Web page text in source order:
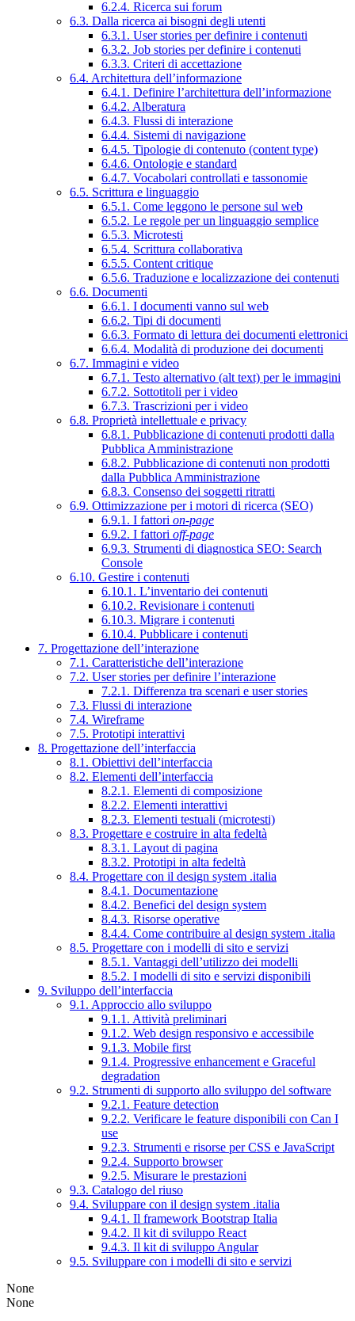
6.2.4. Ricerca sui forum
6.3. Dalla ricerca ai bisogni degli utenti
6.3.1. User stories per definire i contenuti
6.3.2. Job stories per definire i contenuti
6.3.3. Criteri di accettazione
6.4. Architettura dell’informazione
6.4.1. Definire l’architettura dell’informazione
6.4.2. Alberatura
6.4.3. Flussi di interazione
6.4.4. Sistemi di navigazione
6.4.5. Tipologie di contenuto (content type)
6.4.6. Ontologie e standard
6.4.7. Vocabolari controllati e tassonomie
6.5. Scrittura e linguaggio
6.5.1. Come leggono le persone sul web
6.5.2. Le regole per un linguaggio semplice
6.5.3. Microtesti
6.5.4. Scrittura collaborativa
6.5.5. Content critique
6.5.6. Traduzione e localizzazione dei contenuti
6.6. Documenti
6.6.1. I documenti vanno sul web
6.6.2. Tipi di documenti
6.6.3. Formato di lettura dei documenti elettronici
6.6.4. Modalità di produzione dei documenti
6.7. Immagini e video
6.7.1. Testo alternativo (alt text) per le immagini
6.7.2. Sottotitoli per i video
6.7.3. Trascrizioni per i video
6.8. Proprietà intellettuale e privacy
6.8.1. Pubblicazione di contenuti prodotti dalla
Pubblica Amministrazione
6.8.2. Pubblicazione di contenuti non prodotti
dalla Pubblica Amministrazione
6.8.3. Consenso dei soggetti ritratti
6.9. Ottimizzazione per i motori di ricerca (SEO)
6.9.1. I fattori on-page
6.9.2. I fattori off-page
6.9.3. Strumenti di diagnostica SEO: Search
Console
6.10. Gestire i contenuti
6.10.1. L’inventario dei contenuti
6.10.2. Revisionare i contenuti
6.10.3. Migrare i contenuti
6.10.4. Pubblicare i contenuti
7. Progettazione dell’interazione
7.1. Caratteristiche dell’interazione
7.2. User stories per definire l’interazione
7.2.1. Differenza tra scenari e user stories
7.3. Flussi di interazione
7.4. Wireframe
7.5. Prototipi interattivi
8. Progettazione dell’interfaccia
8.1. Obiettivi dell’interfaccia
8.2. Elementi dell’interfaccia
8.2.1. Elementi di composizione
8.2.2. Elementi interattivi
8.2.3. Elementi testuali (microtesti)
8.3. Progettare e costruire in alta fedeltà
8.3.1. Layout di pagina
8.3.2. Prototipi in alta fedeltà
8.4. Progettare con il design system .italia
8.4.1. Documentazione
8.4.2. Benefici del design system
8.4.3. Risorse operative
8.4.4. Come contribuire al design system .italia
8.5. Progettare con i modelli di sito e servizi
8.5.1. Vantaggi dell’utilizzo dei modelli
8.5.2. I modelli di sito e servizi disponibili
9. Sviluppo dell’interfaccia
9.1. Approccio allo sviluppo
9.1.1. Attività preliminari
9.1.2. Web design responsivo e accessibile
9.1.3. Mobile first
9.1.4. Progressive enhancement e Graceful
degradation
9.2. Strumenti di supporto allo sviluppo del software
9.2.1. Feature detection
9.2.2. Verificare le feature disponibili con Can I
use
9.2.3. Strumenti e risorse per CSS e JavaScript
9.2.4. Supporto browser
9.2.5. Misurare le prestazioni
9.3. Catalogo del riuso
9.4. Sviluppare con il design system .italia
9.4.1. Il framework Bootstrap Italia
9.4.2. Il kit di sviluppo React
9.4.3. Il kit di sviluppo Angular
9.5. Sviluppare con i modelli di sito e servizi
None
None